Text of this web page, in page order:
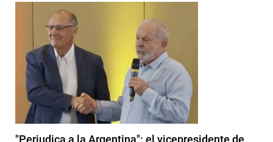
"Perjudica a la Argentina": el vicepresidente de